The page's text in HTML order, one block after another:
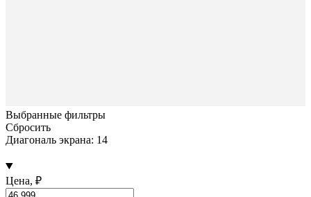
Выбранные фильтры
Сбросить
Диагональ экрана: 14
Цена, ₽